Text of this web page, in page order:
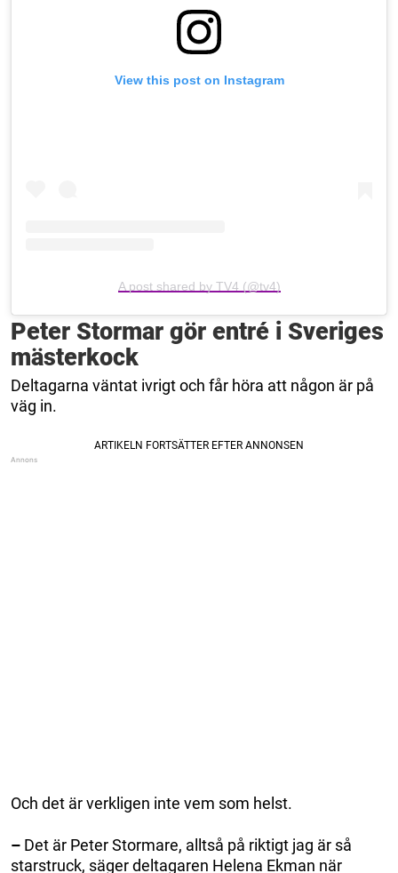
View this post on Instagram
A post shared by TV4 (@tv4)
Peter Stormar gör entré i Sveriges
mästerkock
Deltagarna väntat ivrigt och får höra att någon är på
väg in.
Och det är verkligen inte vem som helst.
– Det är Peter Stormare, alltså på riktigt jag är så
starstruck, säger deltagaren Helena Ekman när